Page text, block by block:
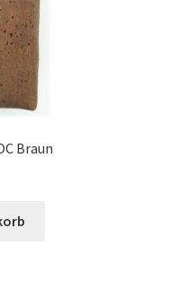
Braun